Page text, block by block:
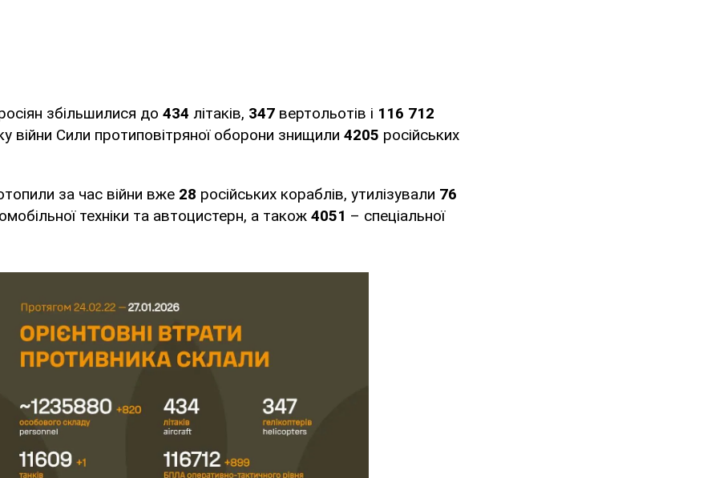
збільшилися до 434 літаків, 347 вертольотів і 116 712
війни Сили протиповітряної оборони знищили 4205 російських
за час війни вже 28 російських кораблів, утилізували 76
техніки та автоцистерн, а також 4051 – спеціальної